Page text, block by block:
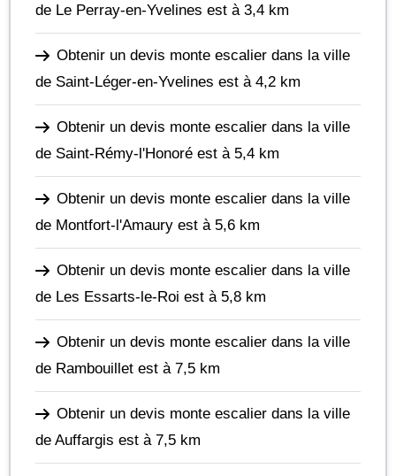
de Le Perray-en-Yvelines est à 3,4 km
Obtenir un devis monte escalier dans la ville
de Saint-Léger-en-Yvelines est à 4,2 km
Obtenir un devis monte escalier dans la ville
de Saint-Rémy-l'Honoré est à 5,4 km
Obtenir un devis monte escalier dans la ville
de Montfort-l'Amaury est à 5,6 km
Obtenir un devis monte escalier dans la ville
de Les Essarts-le-Roi est à 5,8 km
Obtenir un devis monte escalier dans la ville
de Rambouillet est à 7,5 km
Obtenir un devis monte escalier dans la ville
de Auffargis est à 7,5 km